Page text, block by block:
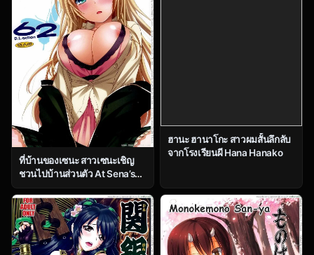
ที่บ้านของเซนะ สาวเซนะเชิญ
ชวนไปบ้านส่วนตัว At Sena’s
House
ฮานะ ฮานาโกะ สาวผมสั้นลึกลับ
จากโรงเรียนผี Hana Hanako